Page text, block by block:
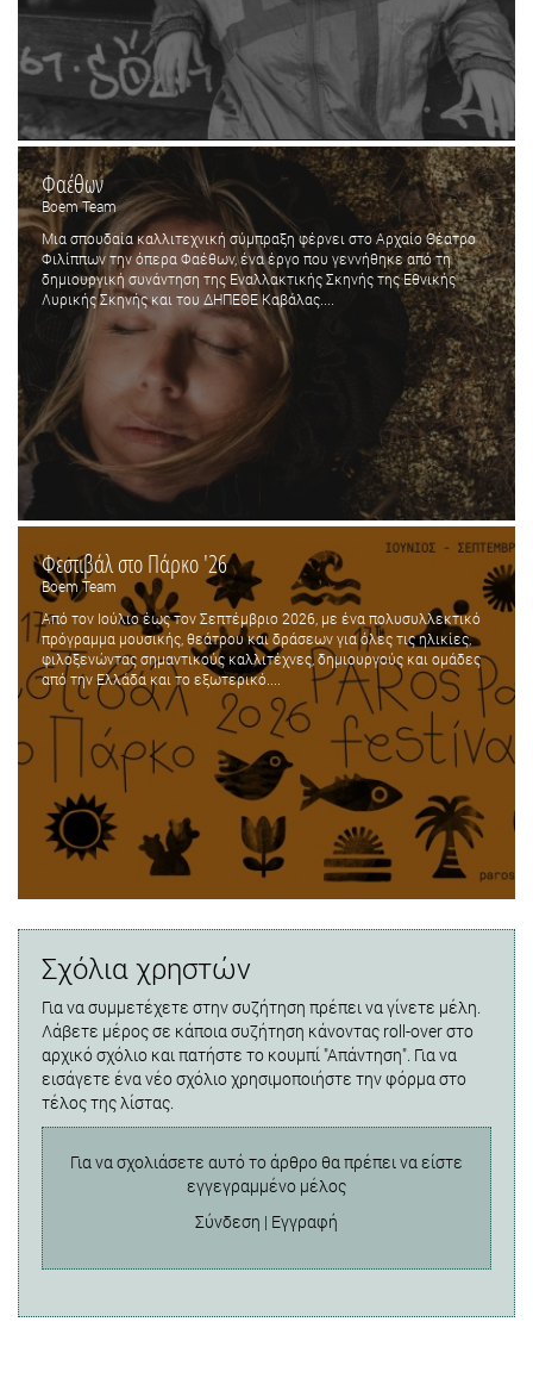
Φαέθων
Boem Team
Μια σπουδαία καλλιτεχνική σύμπραξη φέρνει στο Αρχαίο Θέατρο
Φιλίππων την όπερα Φαέθων, ένα έργο που γεννήθηκε από τη
δημιουργική συνάντηση της Εναλλακτικής Σκηνής της Εθνικής
Λυρικής Σκηνής και του ΔΗΠΕΘΕ Καβάλας....
Φεστιβάλ στο Πάρκο '26
Boem Team
Από τον Ιούλιο έως τον Σεπτέμβριο 2026, με ένα πολυσυλλεκτικό
πρόγραμμα μουσικής, θεάτρου και δράσεων για όλες τις ηλικίες,
φιλοξενώντας σημαντικούς καλλιτέχνες, δημιουργούς και ομάδες
από την Ελλάδα και το εξωτερικό....
Σχόλια χρηστών
Για να συμμετέχετε στην συζήτηση πρέπει να γίνετε μέλη.
Λάβετε μέρος σε κάποια συζήτηση κάνοντας roll-over στο
αρχικό σχόλιο και πατήστε το κουμπί "Απάντηση". Για να
εισάγετε ένα νέο σχόλιο χρησιμοποιήστε την φόρμα στο
τέλος της λίστας.
Για να σχολιάσετε αυτό το άρθρο θα πρέπει να είστε
εγγεγραμμένο μέλος
Σύνδεση | Εγγραφή